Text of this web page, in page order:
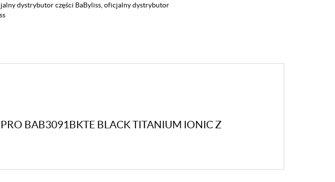
dystrybutor części BaByliss, oficjalny dystrybutor
BAB3091BKTE BLACK TITANIUM IONIC Z